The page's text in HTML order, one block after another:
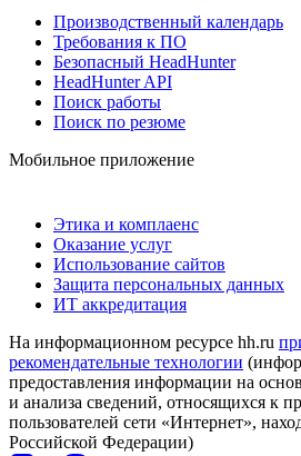
Производственный календарь
Требования к ПО
Безопасный HeadHunter
HeadHunter API
Поиск работы
Поиск по резюме
Мобильное приложение
Этика и комплаенс
Оказание услуг
Использование сайтов
Защита персональных данных
ИТ аккредитация
На информационном ресурсе hh.ru
рекомендательные технологии
предоставления информации на
и анализа сведений, относящихся к
пользователей сети «Интернет»,
Российской Федерации)